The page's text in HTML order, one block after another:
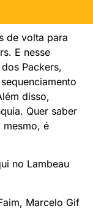
de volta para
E nesse
Packers,
disso,
Quer saber
mesmo, é
no Lambeau
Marcelo Gif